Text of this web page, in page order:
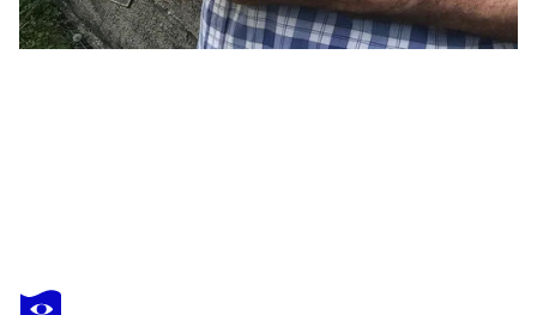
PAOLO GRASSI